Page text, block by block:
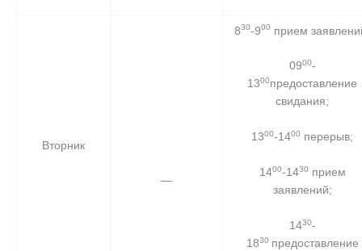
Вторник
—
830-900 прием
0900-
1300предоставление
свидания;
1300-1400 перерыв;
1400-1430 прием
заявлений;
1430-
1830 предоставление